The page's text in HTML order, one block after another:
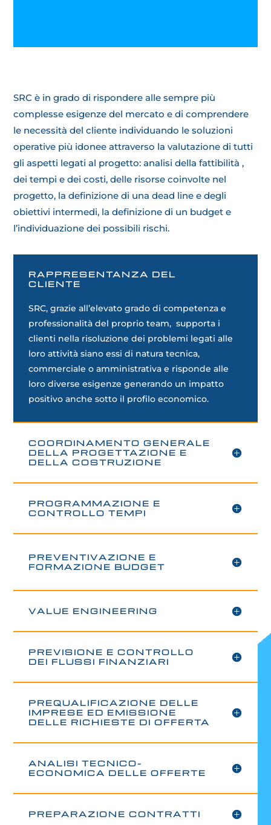
SRC è in grado di rispondere alle sempre più
complesse esigenze del mercato e di comprendere
le necessità del cliente individuando le soluzioni
operative più idonee attraverso la valutazione di tutti
gli aspetti legati al progetto: analisi della fattibilità ,
dei tempi e dei costi, delle risorse coinvolte nel
progetto, la definizione di una dead line e degli
obiettivi intermedi, la definizione di un budget e
l’individuazione dei possibili rischi.
RAPPRESENTANZA DEL
CLIENTE
SRC, grazie all’elevato grado di competenza e
professionalità del proprio team, supporta i
clienti nella risoluzione dei problemi legati alle
loro attività siano essi di natura tecnica,
commerciale o amministrativa e risponde alle
loro diverse esigenze generando un impatto
positivo anche sotto il profilo economico.
COORDINAMENTO GENERALE
DELLA PROGETTAZIONE E
DELLA COSTRUZIONE
PROGRAMMAZIONE E
CONTROLLO TEMPI
PREVENTIVAZIONE E
FORMAZIONE BUDGET
VALUE ENGINEERING
PREVISIONE E CONTROLLO
DEI FLUSSI FINANZIARI
PREQUALIFICAZIONE DELLE
IMPRESE ED EMISSIONE
DELLE RICHIESTE DI OFFERTA
ANALISI TECNICO-
ECONOMICA DELLE OFFERTE
PREPARAZIONE CONTRATTI